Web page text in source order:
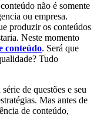
não é somente
ou empresa.
produzir os conteúdos
Neste momento
conteúdo. Será que
Tudo
de questões e seu
Mas antes de
de conteúdo,